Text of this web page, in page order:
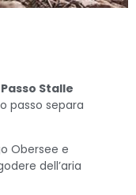
Passo Stalle
passo separa
Obersee e
dell’aria